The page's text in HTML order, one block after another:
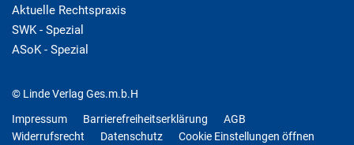
Aktuelle Rechtspraxis
SWK - Spezial
ASoK - Spezial
© Linde Verlag Ges.m.b.H
Impressum
Barrierefreiheitserklärung
AGB
Widerrufsrecht
Datenschutz Cookie Einstellungen öffnen